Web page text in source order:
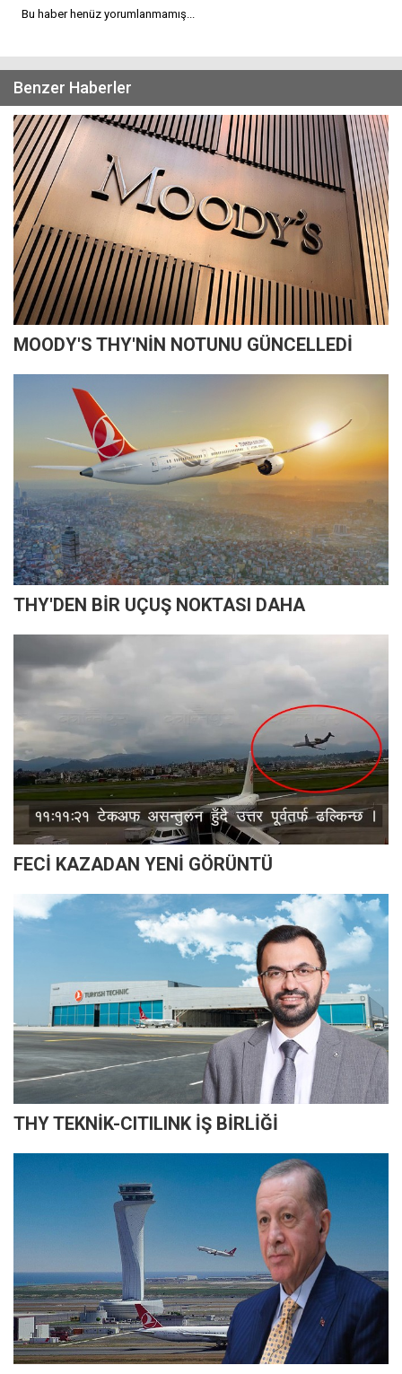
Bu haber henüz yorumlanmamış...
Benzer Haberler
MOODY'S THY'NİN NOTUNU GÜNCELLEDİ
THY'DEN BİR UÇUŞ NOKTASI DAHA
FECİ KAZADAN YENİ GÖRÜNTÜ
THY TEKNİK-CITILINK İŞ BİRLİĞİ